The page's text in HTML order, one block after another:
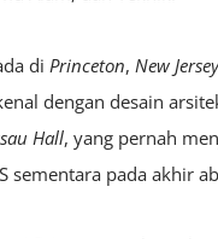
di Princeton, New Jersey
dengan desain
Hall, yang pernah
sementara pada akhir